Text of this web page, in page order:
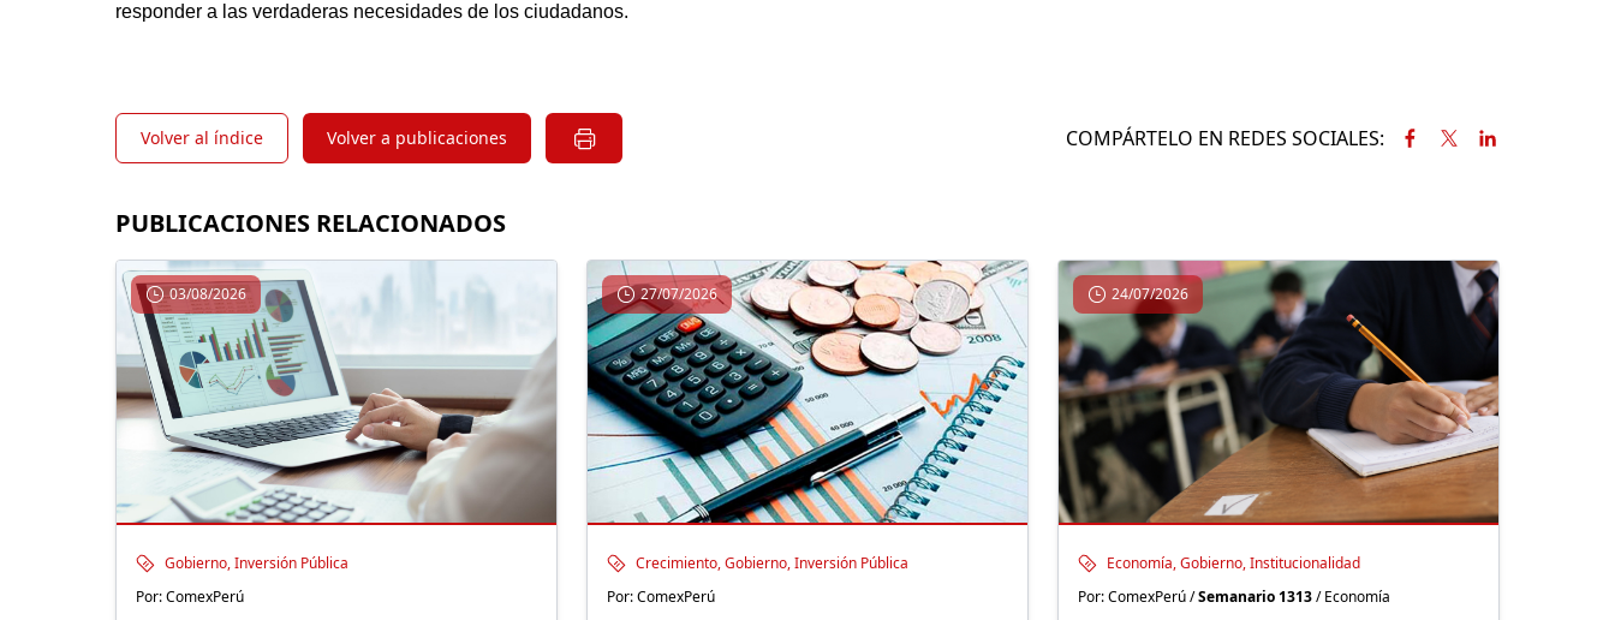
responder a las verdaderas necesidades de los ciudadanos.
Volver al índice Volver a publicaciones COMPÁRTELO EN REDES SOCIALES:
PUBLICACIONES RELACIONADOS
03/08/2026
Gobierno, Inversión Pública
Por: ComexPerú
27/07/2026
Crecimiento, Gobierno, Inversión Pública
Por: ComexPerú
24/07/2026
Economía, Gobierno, Institucionalidad
Por: ComexPerú /Semanario 1313/ Economía